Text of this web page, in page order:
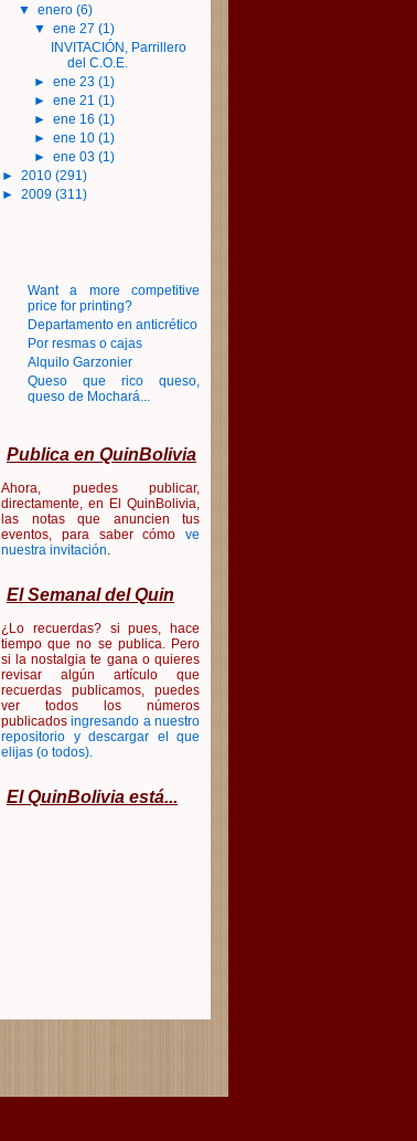
▼ enero (6)
▼ene 27(1)
INVITACIÓN, Parrillero
del C.O.E.
►ene 23(1)
►ene 21(1)
►ene 16(1)
►ene 10(1)
►ene 03(1)
► 2010 (291)
► 2009 (311)
Want a more competitive
price for printing?
Departamento en anticrético
Por resmas o cajas
Alquilo Garzonier
Queso que rico queso,
queso de Mochará...
Publica en QuinBolivia
Ahora, puedes publicar,
directamente, en El QuinBolivia,
las notas que anuncien tus
eventos, para saber cómo ve
nuestra invitación.
El Semanal del Quin
¿Lo recuerdas? si pues, hace
tiempo que no se publica. Pero
si la nostalgia te gana o quieres
revisar algún artículo que
recuerdas publicamos, puedes
ver todos los números
publicados ingresando a nuestro
repositorio y descargar el que
elijas (o todos).
El QuinBolivia está...